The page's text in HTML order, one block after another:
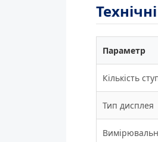
Параметр
Кількість
Тип дисплея